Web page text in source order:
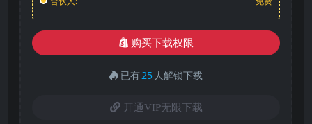
购买下载权限
已有25 人解锁下载
开通VIP无限下载